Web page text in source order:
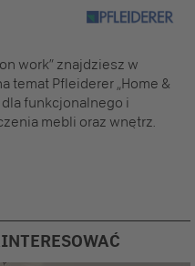
work” znajdziesz w
temat Pfleiderer „Home &
funkcjonalnego i
mebli oraz wnętrz.